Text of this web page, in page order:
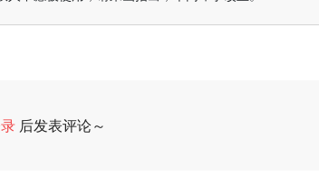
后发表评论～